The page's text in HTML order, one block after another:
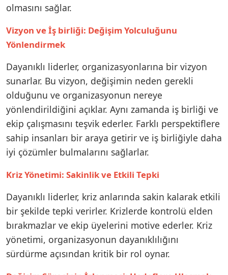
olmasını sağlar.
Vizyon ve İş birliği: Değişim Yolculuğunu
Yönlendirmek
Dayanıklı liderler, organizasyonlarına bir vizyon
sunarlar. Bu vizyon, değişimin neden gerekli
olduğunu ve organizasyonun nereye
yönlendirildiğini açıklar. Aynı zamanda iş birliği ve
ekip çalışmasını teşvik ederler. Farklı perspektiflere
sahip insanları bir araya getirir ve iş birliğiyle daha
iyi çözümler bulmalarını sağlarlar.
Kriz Yönetimi: Sakinlik ve Etkili Tepki
Dayanıklı liderler, kriz anlarında sakin kalarak etkili
bir şekilde tepki verirler. Krizlerde kontrolü elden
bırakmazlar ve ekip üyelerini motive ederler. Kriz
yönetimi, organizasyonun dayanıklılığını
sürdürme açısından kritik bir rol oynar.